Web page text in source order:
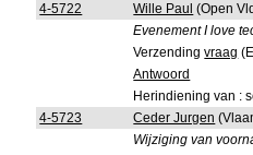
4-5722
Wille Paul (Open
Evenement I love
Verzendingvraag
Antwoord
Herindiening van :
4-5723
Ceder Jurgen
Wijziging van